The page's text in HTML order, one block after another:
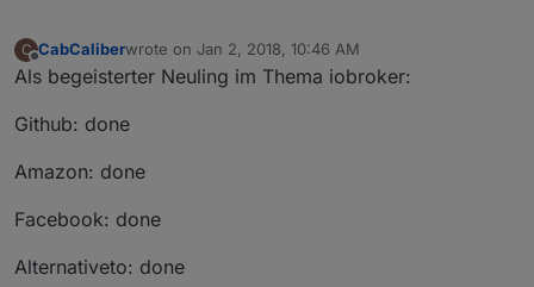
C
Offline
CabCaliberwrote on Jan 2, 2018, 10:46 AM
last edited by
Als begeisterter Neuling im Thema iobroker:
Github: done
Amazon: done
Facebook: done
Alternativeto: done